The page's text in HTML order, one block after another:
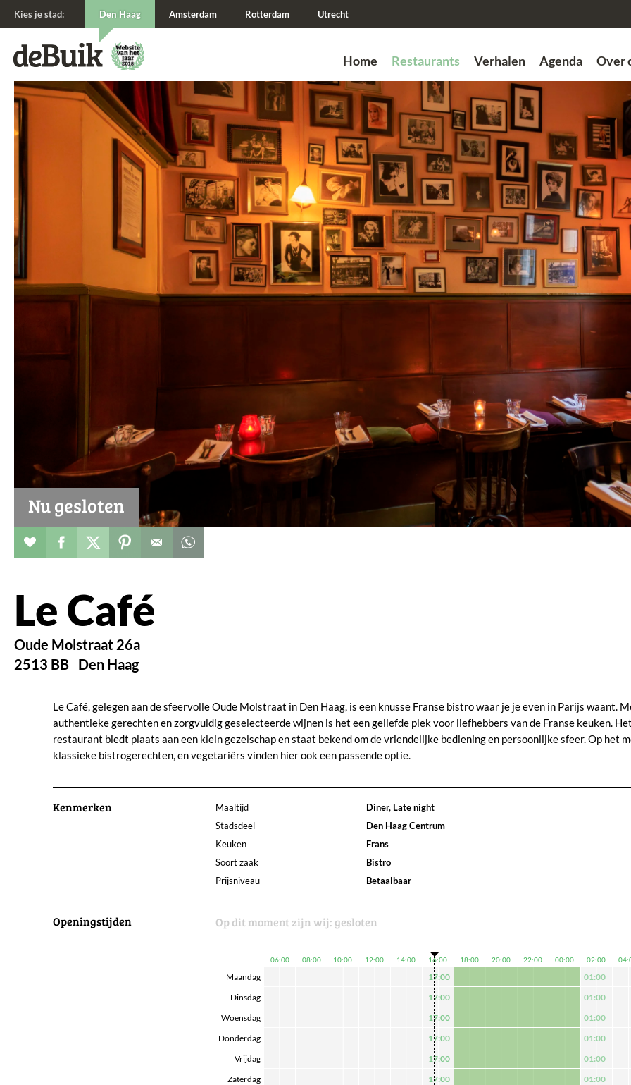
Nu gesloten
Restaurant toevoegen aan favorieten
Deel dit op facebook
Deel dit op twitter
Deel dit op pinterest
Le Café
Oude Molstraat 26a
2513 BB Den Haag
Le Café, gelegen aan de sfeervolle Oude Molstraat in Den Haag, is een knusse Franse bistro waar je je even in Parijs waant.
authentieke gerechten en zorgvuldig geselecteerde wijnen is het een geliefde plek voor liefhebbers van de Franse keuken.
restaurant biedt plaats aan een klein gezelschap en staat bekend om de vriendelijke bediening en persoonlijke sfeer. Op het
klassieke bistrogerechten, en vegetariërs vinden hier ook een passende optie.
Kenmerken Maaltijd
Diner, Late night
Stadsdeel
Den Haag Centrum
Keuken
Frans
Soort zaak
Bistro
Prijsniveau
Betaalbaar
Openingstijden Op dit moment zijn wij: gesloten
06:00 08:00 10:00 12:00 14:00 16:00 18:00 20:00 22:00 00:00 02:00
Maandag 17:00
01:00
Dinsdag
17:00
01:00
Woensdag
17:00
01:00
Donderdag
17:00
01:00
Vrijdag
17:00
01:00
Zaterdag
17:00
01:00
Kies je stad: Den Haag Amsterdam Rotterdam Utrecht
De Buik van {city: city}
De Buik
Home Restaurants Verhalen Agenda Over
Zoek